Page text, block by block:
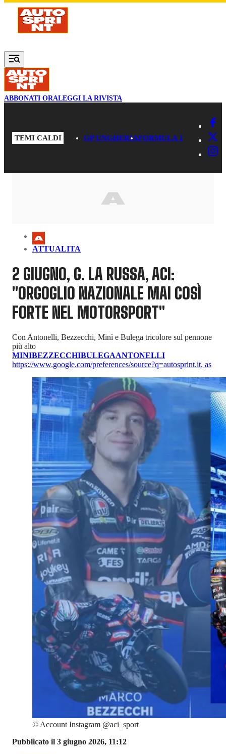
Vai al contenuto principale
ABBONATI ORALEGGI LA RIVISTA
TEMI CALDI GP UNGHERIAFORMULA 1
ATTUALITA
2 GIUGNO, G. LA RUSSA, ACI:
"ORGOGLIO NAZIONALE MAI COSÌ
FORTE NEL MOTORSPORT"
Con Antonelli, Bezzecchi, Minì e Bulega tricolore sul pennone
più alto
MINIBEZZECCHIBULEGAANTONELLI
https://www.google.com/preferences/source?q=autosprint.it, as
© Account Instagram @aci_sport
Pubblicato il 3 giugno 2026, 11:12